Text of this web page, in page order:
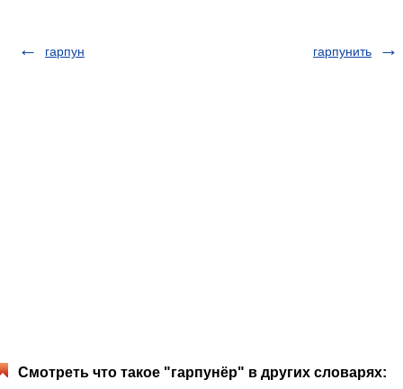
гарпун гарпунить
Смотреть что такое "гарпунёр" в других словарях: